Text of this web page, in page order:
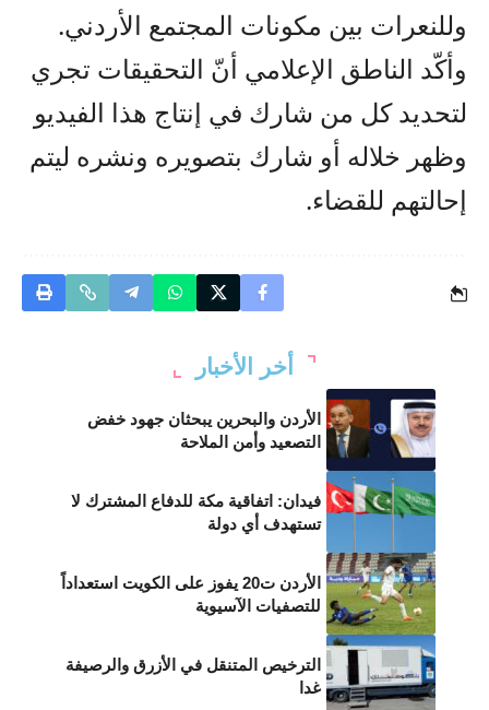
وللنعرات بين مكونات المجتمع الأردني.
وأكّد الناطق الإعلامي أنّ التحقيقات تجري
لتحديد كل من شارك في إنتاج هذا الفيديو
وظهر خلاله أو شارك بتصويره ونشره ليتم
إحالتهم للقضاء.
أخر الأخبار
الأردن والبحرين يبحثان جهود خفض
التصعيد وأمن الملاحة
فيدان: اتفاقية مكة للدفاع المشترك لا
تستهدف أي دولة
الأردن ت20 يفوز على الكويت استعداداً
للتصفيات الآسيوية
الترخيص المتنقل في الأزرق والرصيفة
غدا